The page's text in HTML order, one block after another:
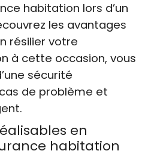
habitation lors d’un
les avantages
résilier votre
à cette occasion, vous
sécurité
de problème et
en
habitation